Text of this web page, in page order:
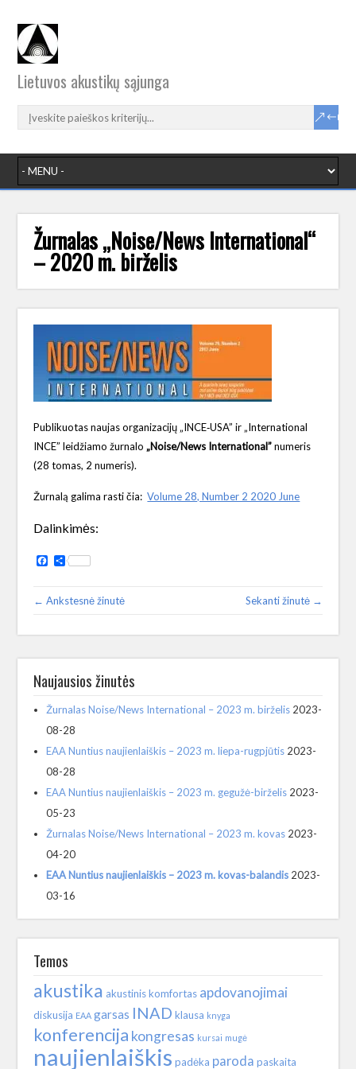
Lietuvos akustikų sąjunga
Žurnalas „Noise/News International“
– 2020 m. birželis
Publikuotas naujas organizacijų „INCE‑USA” ir „International
INCE” leidžiamo žurnalo„Noise/News International”numeris
(28 tomas, 2 numeris).
Žurnalą galima rasti čia:Volume 28, Number 2 2020 June
Dalinkimės:
Facebook
Share
← Ankstesnė žinutė Sekanti žinutė →
Naujausios žinutės
Žurnalas Noise/News International – 2023 m. birželis 2023-
08-28
EAA Nuntius naujienlaiškis – 2023 m. liepa-rugpjūtis 2023-
08-28
EAA Nuntius naujienlaiškis – 2023 m. gegužė-birželis 2023-
05-23
Žurnalas Noise/News International – 2023 m. kovas 2023-
04-20
EAA Nuntius naujienlaiškis – 2023 m. kovas-balandis 2023-
03-16
Temos
akustika akustinis komfortas apdovanojimai
diskusija EAA garsas INAD klausa knyga
konferencija kongresas kursai mugė
naujienlaiškis padėka paroda paskaita